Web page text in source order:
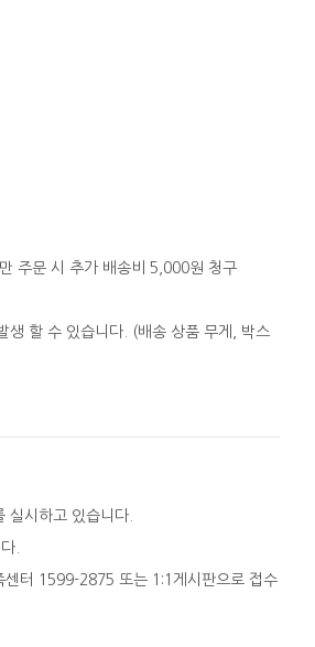
주문 시 추가 배송비 5,000원 청구
할 수 있습니다. (배송 상품 무게, 박스
실시하고 있습니다.
.
센터 1599-2875 또는 1:1게시판으로 접수